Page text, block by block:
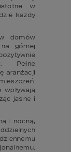
w
każdy
domów
górnej
Pełne
aranżacji
jasne i
i nocną,